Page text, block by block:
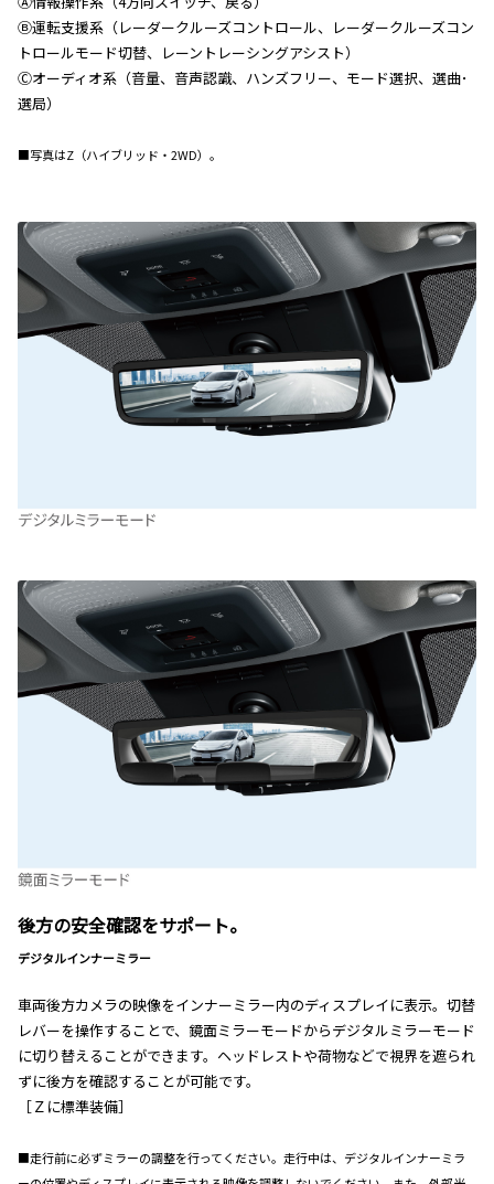
Ⓑ運転支援系（レーダークルーズコントロール、レーダークルーズコン
トロールモード切替、レーントレーシングアシスト）
Ⓒオーディオ系（音量、音声認識、ハンズフリー、モード選択、選曲･
選局）
■写真はZ（ハイブリッド・2WD） 。
後方の安全確認をサポート。
デジタルインナーミラー
車両後方カメラの映像をインナーミラー内のディスプレイに表示。切替
レバーを操作することで、鏡面ミラーモードからデジタルミラーモード
に切り替えることができます。ヘッドレストや荷物などで視界を遮られ
ずに後方を確認することが可能です。
［Ｚに標準装備］
■走行前に必ずミラーの調整を行ってください。走行中は、デジタルインナーミラ